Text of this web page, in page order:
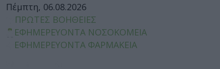
Πέμπτη, 06.08.2026
ΠΡΩΤΕΣ ΒΟΗΘΕΙΕΣ
ΕΦΗΜΕΡΕΥΟΝΤΑ ΝΟΣΟΚΟΜΕΙΑ
ΕΦΗΜΕΡΕΥΟΝΤΑ ΦΑΡΜΑΚΕΙΑ